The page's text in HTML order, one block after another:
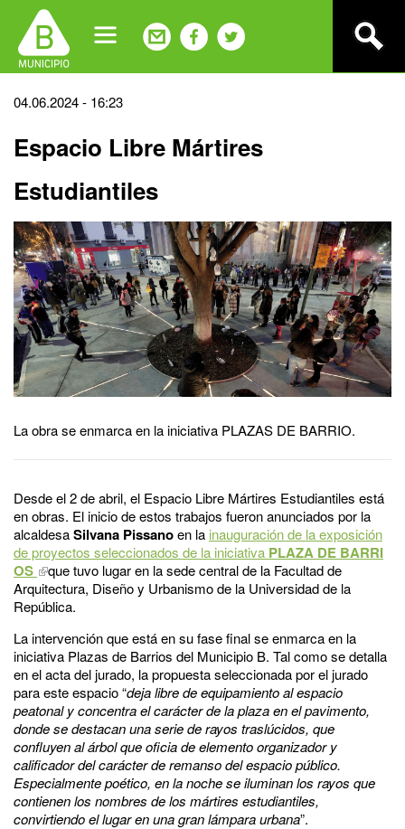
navigation
Back
top
04.06.2024 - 16:23
Espacio Libre Mártires
Estudiantiles
La obra se enmarca en la iniciativa PLAZAS DE BARRIO.
Desde el 2 de abril, el Espacio Libre Mártires Estudiantiles está
en obras. El inicio de estos trabajos fueron anunciados por la
alcaldesaSilvana Pissanoen la inauguración de la exposición
de proyectos seleccionados de la iniciativa PLAZA DE BARRI
OS
que tuvo lugar en la sede central de la Facultad de
Arquitectura, Diseño y Urbanismo de la Universidad de la
República.
La intervención que está en su fase final se enmarca en la
iniciativa Plazas de Barrios del Municipio B. Tal como se detalla
en el acta del jurado, la propuesta seleccionada por el jurado
para este espacio “deja libre de equipamiento al espacio
peatonal y concentra el carácter de la plaza en el pavimento,
donde se destacan una serie de rayos traslúcidos, que
confluyen al árbol que oficia de elemento organizador y
calificador del carácter de remanso del espacio público.
Especialmente poético, en la noche se iluminan los rayos que
contienen los nombres de los mártires estudiantiles,
convirtiendo el lugar en una gran lámpara urbana”.